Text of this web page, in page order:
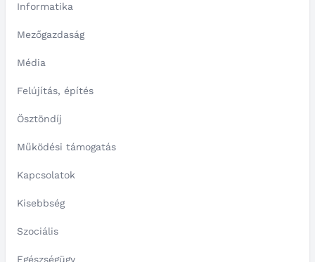
Informatika
Mezőgazdaság
Média
Felújítás, építés
Ösztöndíj
Működési támogatás
Kapcsolatok
Kisebbség
Szociális
Egészségügy